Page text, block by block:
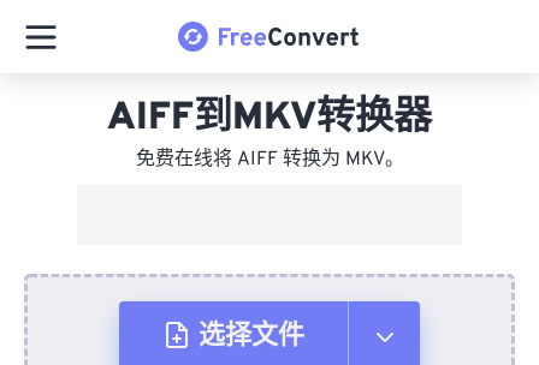
AIFF到MKV转换器
免费在线将 AIFF 转换为 MKV。
选择文件